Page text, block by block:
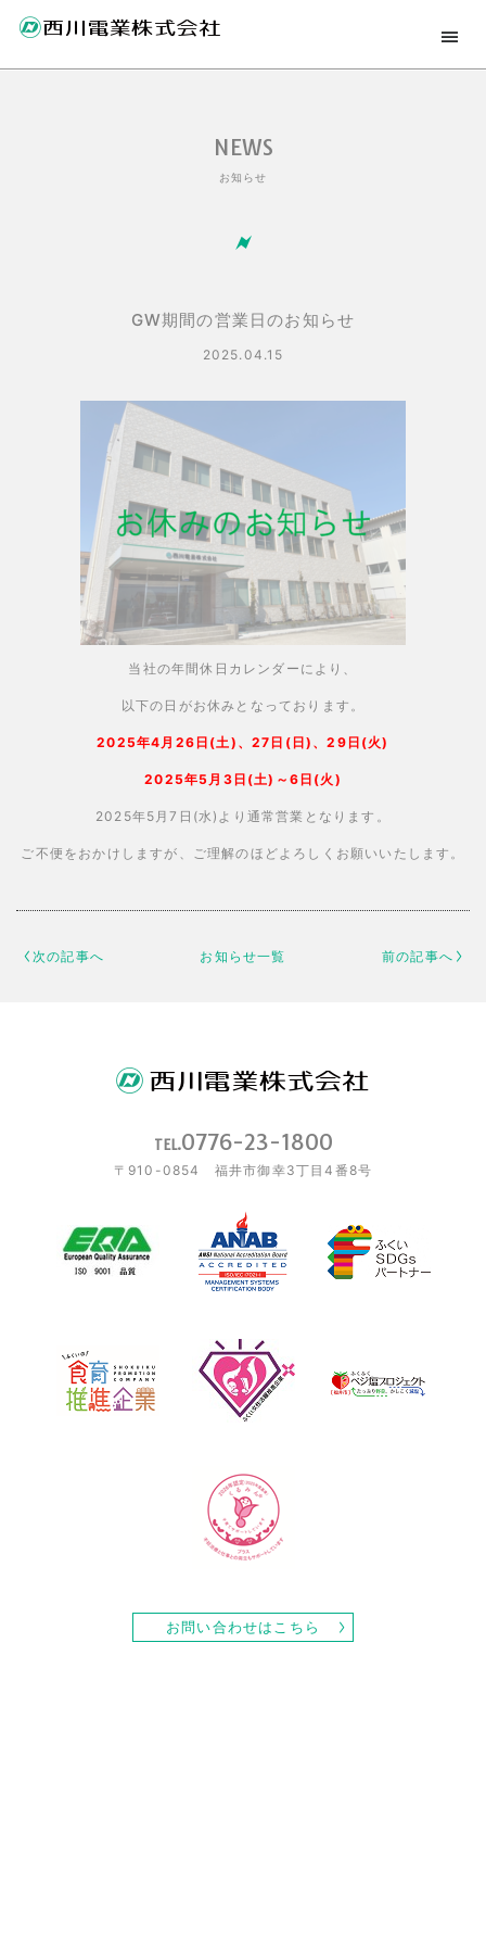
NEWS
お知らせ
GW期間の営業日のお知らせ
2025.04.15
当社の年間休日カレンダーにより、
以下の日がお休みとなっております。
2025年4月26日(土)、27日(日)、29日(火)
2025年5月3日(土)～6日(火)
2025年5月7日(水)より通常営業となります。
ご不便をおかけしますが、ご理解のほどよろしくお願いいたします。
次の記事へ お知らせ一覧 前の記事へ
TEL.0776-23-1800
〒910-0854 福井市御幸3丁目4番8号
お問い合わせはこちら